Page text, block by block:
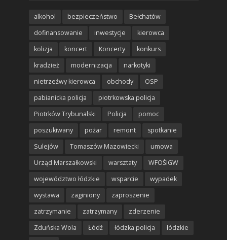
alkohol bezpieczeństwo
Bełchatów
dofinansowanie
inwestycje
kierowca
kolizja
koncert Koncerty
konkurs
kradzież
modernizacja
narkotyki
nietrzeźwy kierowca
obchody
OSP
pabianicka policja
piotrkowska policja
Piotrków Trybunalski
Policja
pomoc
poszukiwany
pożar remont
spotkanie
Sulejów
Tomaszów Mazowiecki
umowa
Urząd Marszałkowski
warsztaty
WFOŚIGW
województwo łódzkie
wsparcie
wypadek
wystawa
zaginiony
zaproszenie
zatrzymanie
zatrzymany
zderzenie
Zduńska Wola
Łódź łódzka policja
łódzkie